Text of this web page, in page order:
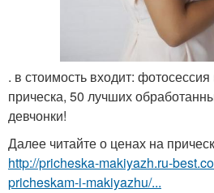
. в стоимость входит:
прическа, 50 лучших
девчонки!
Далее читайте о ценах на
http://pricheska-makiyazh.ru-
pricheskam-i-makiyazhu/...